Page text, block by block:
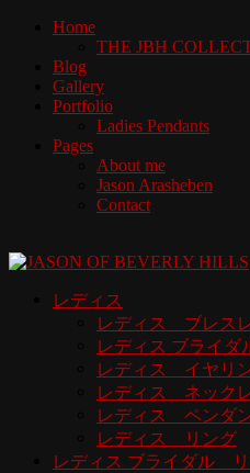
Home
THE JBH
Blog
Gallery
Portfolio
Ladies Pendants
Pages
About me
Jason Arasheben
Contact
レディス
レディス ブレス
レディス ブライ
レディス イヤリ
レディス ネック
レディス ペンダ
レディス リング
レディス ブライダル